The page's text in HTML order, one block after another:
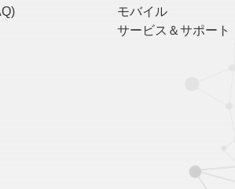
モバイル
サービス＆サポート